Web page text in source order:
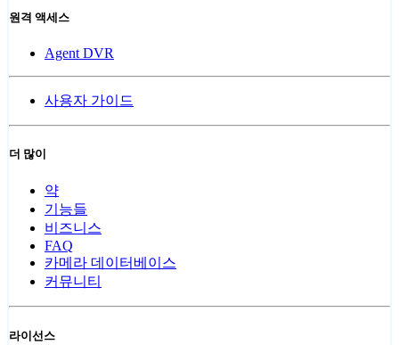
원격 액세스
Agent DVR
사용자 가이드
더 많이
약
기능들
비즈니스
FAQ
카메라 데이터베이스
커뮤니티
라이선스